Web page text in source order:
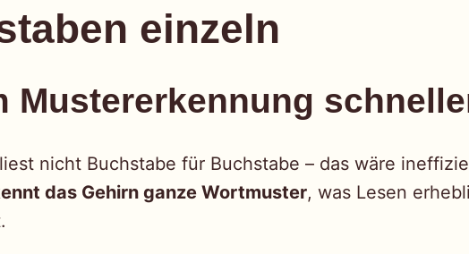
einzeln
Mustererkennung
nicht Buchstabe für Buchstabe – das wäre
das Gehirn ganze Wortmuster, was Lesen